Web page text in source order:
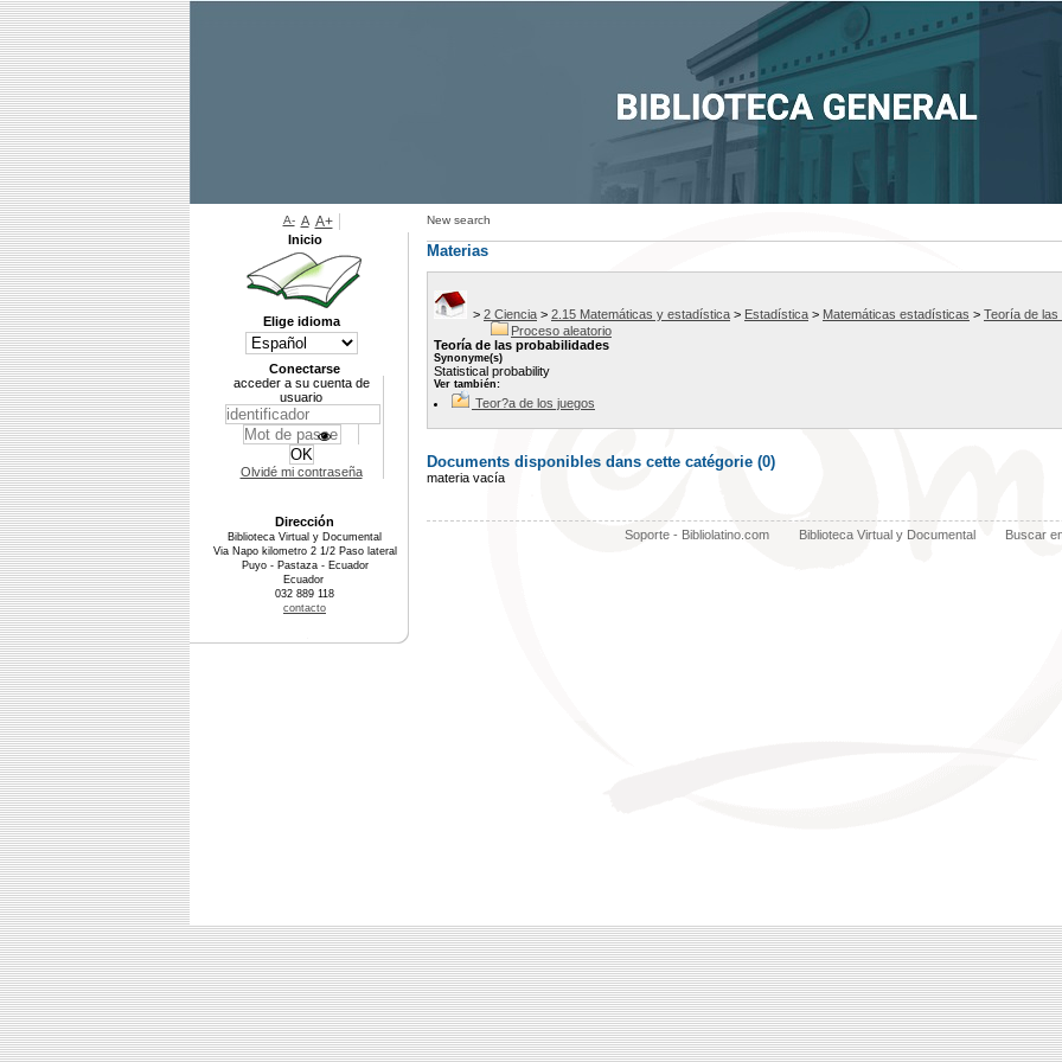
New search
Materias
> 2 Ciencia > 2.15 Matemáticas y estadística > Estadística > Matemáticas estadísticas > Teoría de las
Proceso aleatorio
Teoría de las probabilidades
Synonyme(s)
Statistical probability
Ver también:
Teor?a de los juegos
Documents disponibles dans cette catégorie (0)
materia vacía
Soporte - Bibliolatino.com Biblioteca Virtual y Documental Buscar
A- A A+
Inicio
Elige idioma
Conectarse
acceder a su cuenta de
usuario
Olvidé mi contraseña
Dirección
Biblioteca Virtual y Documental
Via Napo kilometro 2 1/2 Paso lateral
Puyo - Pastaza - Ecuador
Ecuador
032 889 118
contacto